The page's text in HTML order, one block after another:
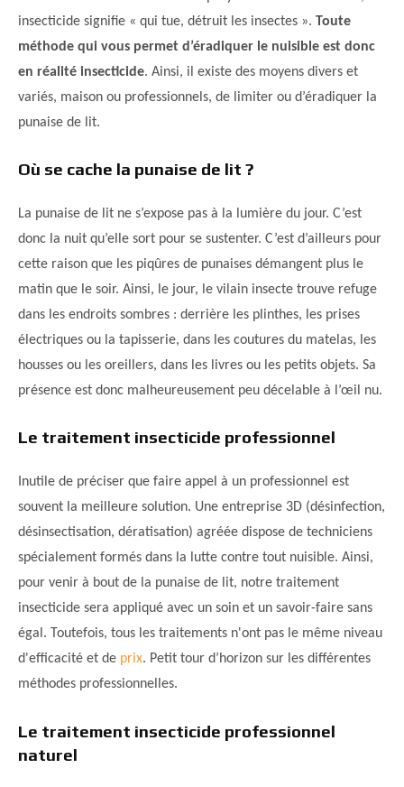
insecticide signifie « qui tue, détruit les insectes ». Toute
méthode qui vous permet d’éradiquer le nuisible est donc
en réalité insecticide. Ainsi, il existe des moyens divers et
variés, maison ou professionnels, de limiter ou d’éradiquer la
punaise de lit.
Où se cache la punaise de lit ?
La punaise de lit ne s’expose pas à la lumière du jour. C’est
donc la nuit qu’elle sort pour se sustenter. C’est d’ailleurs pour
cette raison que les piqûres de punaises démangent plus le
matin que le soir. Ainsi, le jour, le vilain insecte trouve refuge
dans les endroits sombres : derrière les plinthes, les prises
électriques ou la tapisserie, dans les coutures du matelas, les
housses ou les oreillers, dans les livres ou les petits objets. Sa
présence est donc malheureusement peu décelable à l’œil nu.
Le traitement insecticide professionnel
Inutile de préciser que faire appel à un professionnel est
souvent la meilleure solution. Une entreprise 3D (désinfection,
désinsectisation, dératisation) agréée dispose de techniciens
spécialement formés dans la lutte contre tout nuisible. Ainsi,
pour venir à bout de la punaise de lit, notre traitement
insecticide sera appliqué avec un soin et un savoir-faire sans
égal. Toutefois, tous les traitements n'ont pas le même niveau
d'efficacité et de prix. Petit tour d’horizon sur les différentes
méthodes professionnelles.
Le traitement insecticide professionnel
naturel